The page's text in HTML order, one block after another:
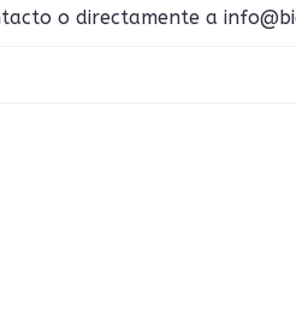
o directamente a